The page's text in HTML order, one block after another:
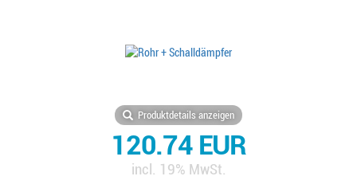
Produktdetails anzeigen
120.74 EUR
incl. 19% MwSt.